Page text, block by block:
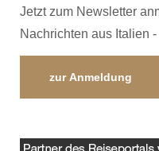
Jetzt zum Newsletter
Nachrichten aus Italien
zur Anmeldung